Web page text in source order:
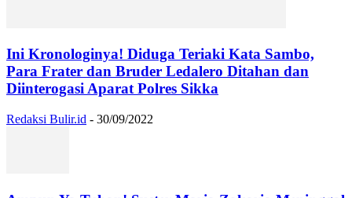
Ini Kronologinya! Diduga Teriaki Kata Sambo,
Para Frater dan Bruder Ledalero Ditahan dan
Diinterogasi Aparat Polres Sikka
Redaksi Bulir.id - 30/09/2022